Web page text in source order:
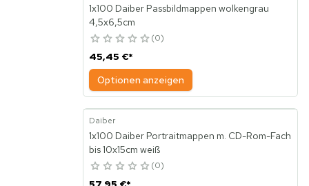
1x100 Daiber Passbildmappen wolkengrau
4,5x6,5cm
0
45,45 €*
Optionen anzeigen
Daiber
1x100 Daiber Portraitmappen m. CD-Rom-Fach
bis 10x15cm weiß
0